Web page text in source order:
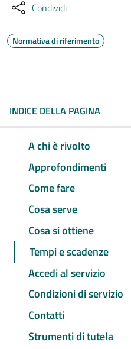
Condividi
Normativa di riferimento
INDICE DELLA PAGINA
A chi è rivolto
Approfondimenti
Come fare
Cosa serve
Cosa si ottiene
Tempi e scadenze
Accedi al servizio
Condizioni di servizio
Contatti
Strumenti di tutela